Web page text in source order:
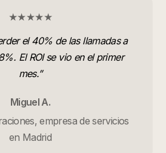
★★★★★
el 40% de las llamadas a
El ROI se vio en el primer
mes.”
Miguel A.
empresa de servicios
en Madrid